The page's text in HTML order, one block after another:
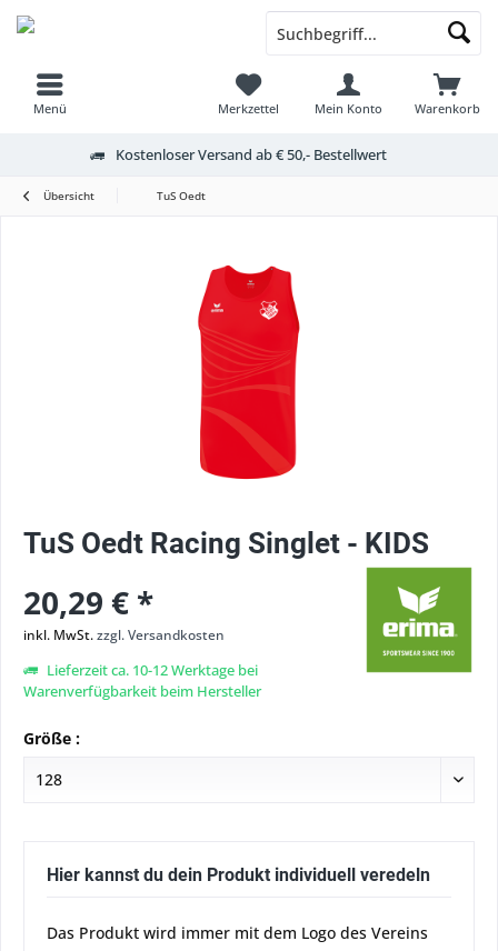
Menü Warenkorb
Merkzettel Mein Konto
Kostenloser Versand ab € 50,- Bestellwert
Übersicht TuS Oedt
TuS Oedt Racing Singlet - KIDS
20,29 € *
inkl. MwSt.zzgl. Versandkosten
Lieferzeit ca. 10-12 Werktage bei
Warenverfügbarkeit beim Hersteller
Größe :
Hier kannst du dein Produkt individuell veredeln
Das Produkt wird immer mit dem Logo des Vereins